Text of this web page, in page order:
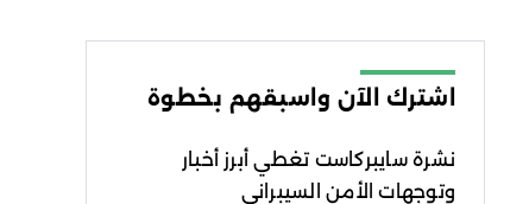
اشترك الآن واسبقهم بخطوة
نشرة سايبركاست تغطي أبرز أخبار
وتوجهات الأمن السيبراني